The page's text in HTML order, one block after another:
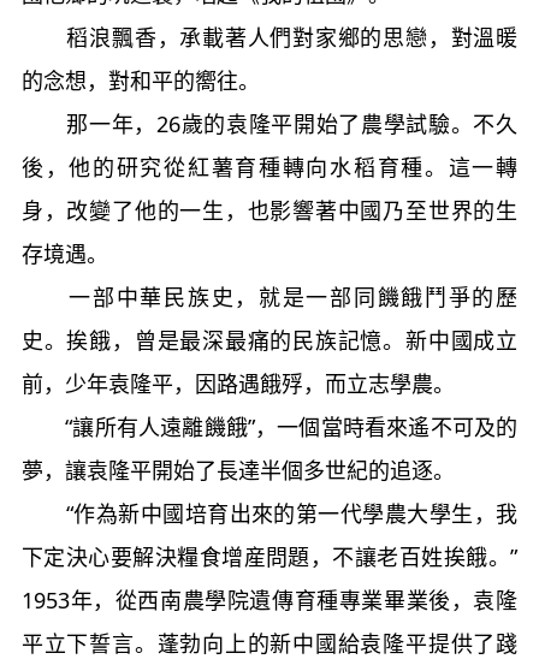
稻浪飄香，承載著人們對家鄉的思戀，對溫暖
的念想，對和平的嚮往。
那一年，26歲的袁隆平開始了農學試驗。不久
後，他的研究從紅薯育種轉向水稻育種。這一轉
身，改變了他的一生，也影響著中國乃至世界的生
存境遇。
一部中華民族史，就是一部同饑餓鬥爭的歷
史。挨餓，曾是最深最痛的民族記憶。新中國成立
前，少年袁隆平，因路遇餓殍，而立志學農。
“讓所有人遠離饑餓”，一個當時看來遙不可及的
夢，讓袁隆平開始了長達半個多世紀的追逐。
“作為新中國培育出來的第一代學農大學生，我
下定決心要解決糧食增産問題，不讓老百姓挨餓。”
1953年，從西南農學院遺傳育種專業畢業後，袁隆
平立下誓言。蓬勃向上的新中國給袁隆平提供了踐